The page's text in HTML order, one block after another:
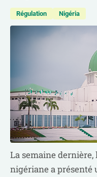
LIENS UTILES
Régulation Nigéria
La semaine
nigériane a présenté